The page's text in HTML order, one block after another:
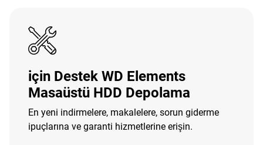
için Destek WD Elements
Masaüstü HDD Depolama
En yeni indirmelere, makalelere, sorun giderme
ipuçlarına ve garanti hizmetlerine erişin.